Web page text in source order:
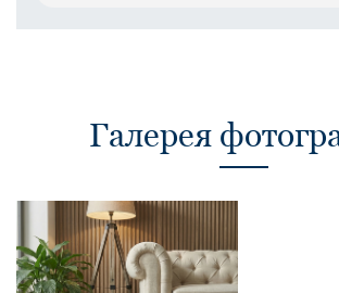
Галерея